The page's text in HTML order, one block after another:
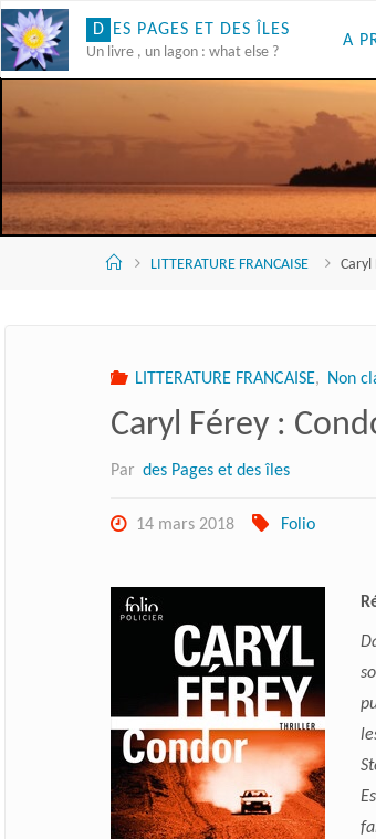
Skip
to
content
D ES PAGES ET DES LES
Un livre , un lagon : what else ?
A
AccueilLITTERATURE FRANCAISE Caryl
LITTERATURE FRANCAISE, Non
Caryl Férey :
Par des Pages et des îles
14 mars 2018 Folio